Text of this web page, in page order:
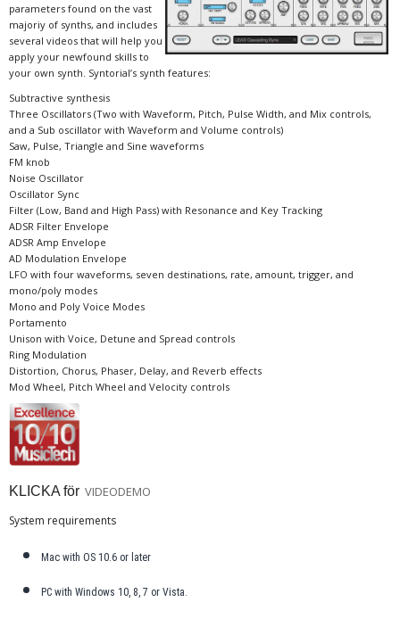
parameters found on the vast
majoriy of synths, and includes
several videos that will help you
apply your newfound skills to
your own synth. Syntorial’s synth features:
Subtractive synthesis
Three Oscillators (Two with Waveform, Pitch, Pulse Width, and Mix controls,
and a Sub oscillator with Waveform and Volume controls)
Saw, Pulse, Triangle and Sine waveforms
FM knob
Noise Oscillator
Oscillator Sync
Filter (Low, Band and High Pass) with Resonance and Key Tracking
ADSR Filter Envelope
ADSR Amp Envelope
AD Modulation Envelope
LFO with four waveforms, seven destinations, rate, amount, trigger, and
mono/poly modes
Mono and Poly Voice Modes
Portamento
Unison with Voice, Detune and Spread controls
Ring Modulation
Distortion, Chorus, Phaser, Delay, and Reverb effects
Mod Wheel, Pitch Wheel and Velocity controls
KLICKA för VIDEODEMO
System requirements
Mac with OS 10.6 or later
PC with Windows 10, 8, 7 or Vista.